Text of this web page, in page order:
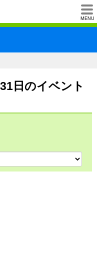
MENU
団法人石川
日のイベント